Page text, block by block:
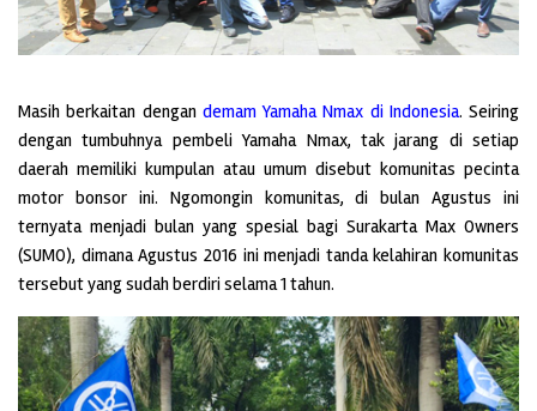
Masih berkaitan dengandemam Yamaha Nmax di Indonesia. Seiring
dengan tumbuhnya pembeli Yamaha Nmax, tak jarang di setiap
daerah memiliki kumpulan atau umum disebut komunitas pecinta
motor bonsor ini. Ngomongin komunitas, di bulan Agustus ini
ternyata menjadi bulan yang spesial bagi Surakarta Max Owners
(SUMO), dimana Agustus 2016 ini menjadi tanda kelahiran komunitas
tersebut yang sudah berdiri selama 1 tahun.